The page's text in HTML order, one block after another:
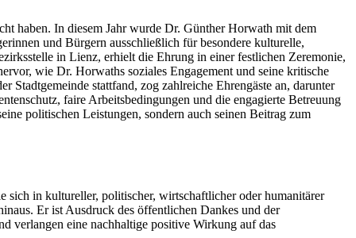
haben. In diesem Jahr wurde Dr. Günther Horwath mit dem
und Bürgern ausschließlich für besondere kulturelle,
in Lienz, erhielt die Ehrung in einer festlichen Zeremonie,
wie Dr. Horwaths soziales Engagement und seine kritische
Stadtgemeinde stattfand, zog zahlreiche Ehrengäste an, darunter
faire Arbeitsbedingungen und die engagierte Betreuung
politischen Leistungen, sondern auch seinen Beitrag zum
sich in kultureller, politischer, wirtschaftlicher oder humanitärer
Er ist Ausdruck des öffentlichen Dankes und der
verlangen eine nachhaltige positive Wirkung auf das